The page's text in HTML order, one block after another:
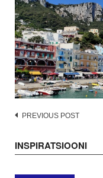
Post
PREVIOUS POST
INSPIRATSIOONI